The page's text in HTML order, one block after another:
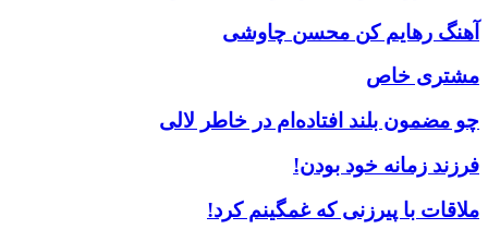
آهنگ رهایم کن محسن چاوشی
مشتری خاص
چو مضمون بلند افتاده‌ام در خاطر لالی
فرزند زمانه خود بودن!
ملاقات با پیرزنی که غمگینم کرد!